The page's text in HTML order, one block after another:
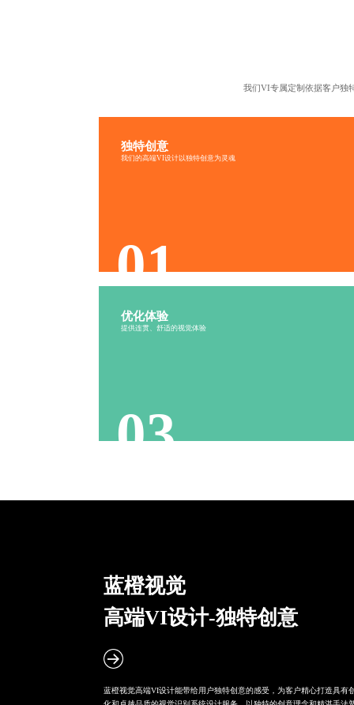
我们VI专属定制依据客户独
独特创意
我们的高端VI设计以独特创意为灵魂
01
优化体验
提供连贯、舒适的视觉体验
03
蓝橙视觉
高端VI设计-独特创意
蓝橙视觉高端VI设计能带给用户独特创意的感受，为客户精心打造具有